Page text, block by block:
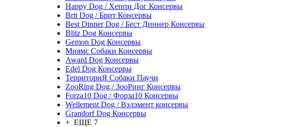
Happy Dog / Хеппи Дог Консервы
Brit Dog / Брит Консервы
Best Dinner Dog / Бест Диннер Консервы
Blitz Dog Консервы
Gemon Dog Консервы
Мнямс Собаки Консервы
Award Dog Консервы
Edel Dog Консервы
ТерриториЯ Собаки Паучи
ZooRing Dog / ЗооРинг Консервы
Forza10 Dog / Форза10 Консервы
Wellement Dog / Вэлэмент консервы
Grandorf Dog Консервы
+ ЕЩЕ 7